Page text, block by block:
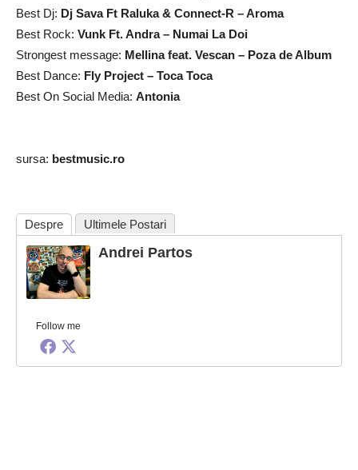
Best Dj: Dj Sava Ft Raluka & Connect-R – Aroma
Best Rock: Vunk Ft. Andra – Numai La Doi
Strongest message: Mellina feat. Vescan – Poza de Album
Best Dance: Fly Project – Toca Toca
Best On Social Media: Antonia
sursa: bestmusic.ro
Despre Ultimele Postari
Follow me
Andrei Partos